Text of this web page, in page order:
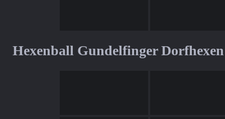
Hexenball Gundelfinger Dorfhexen